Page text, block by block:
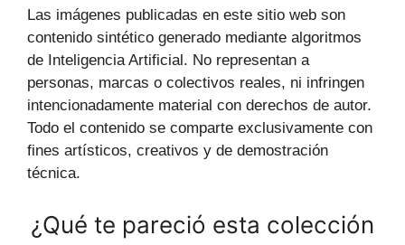
Las imágenes publicadas en este sitio web son
contenido sintético generado mediante algoritmos
de Inteligencia Artificial. No representan a
personas, marcas o colectivos reales, ni infringen
intencionadamente material con derechos de autor.
Todo el contenido se comparte exclusivamente con
fines artísticos, creativos y de demostración
técnica.
¿Qué te pareció esta colección